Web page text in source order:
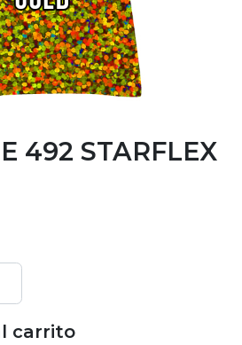
492 STARFLEX
carrito